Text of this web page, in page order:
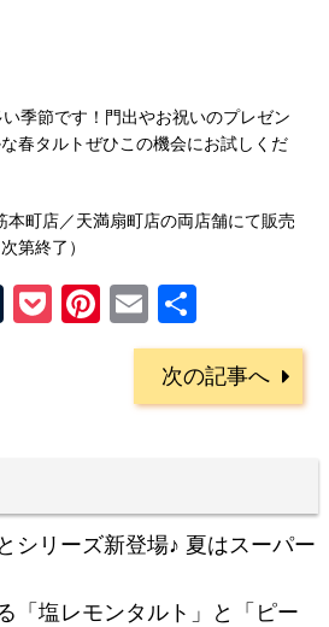
季節です！門出やお祝いのプレゼン
春タルトぜひこの機会にお試しくだ
町店／天満扇町店の両店舗にて販売
第終了）
Tumblr
Pocket
Pinterest
Email
有
次の記事へ
シリーズ新登場♪ 夏はスーパー
「塩レモンタルト」と「ピー